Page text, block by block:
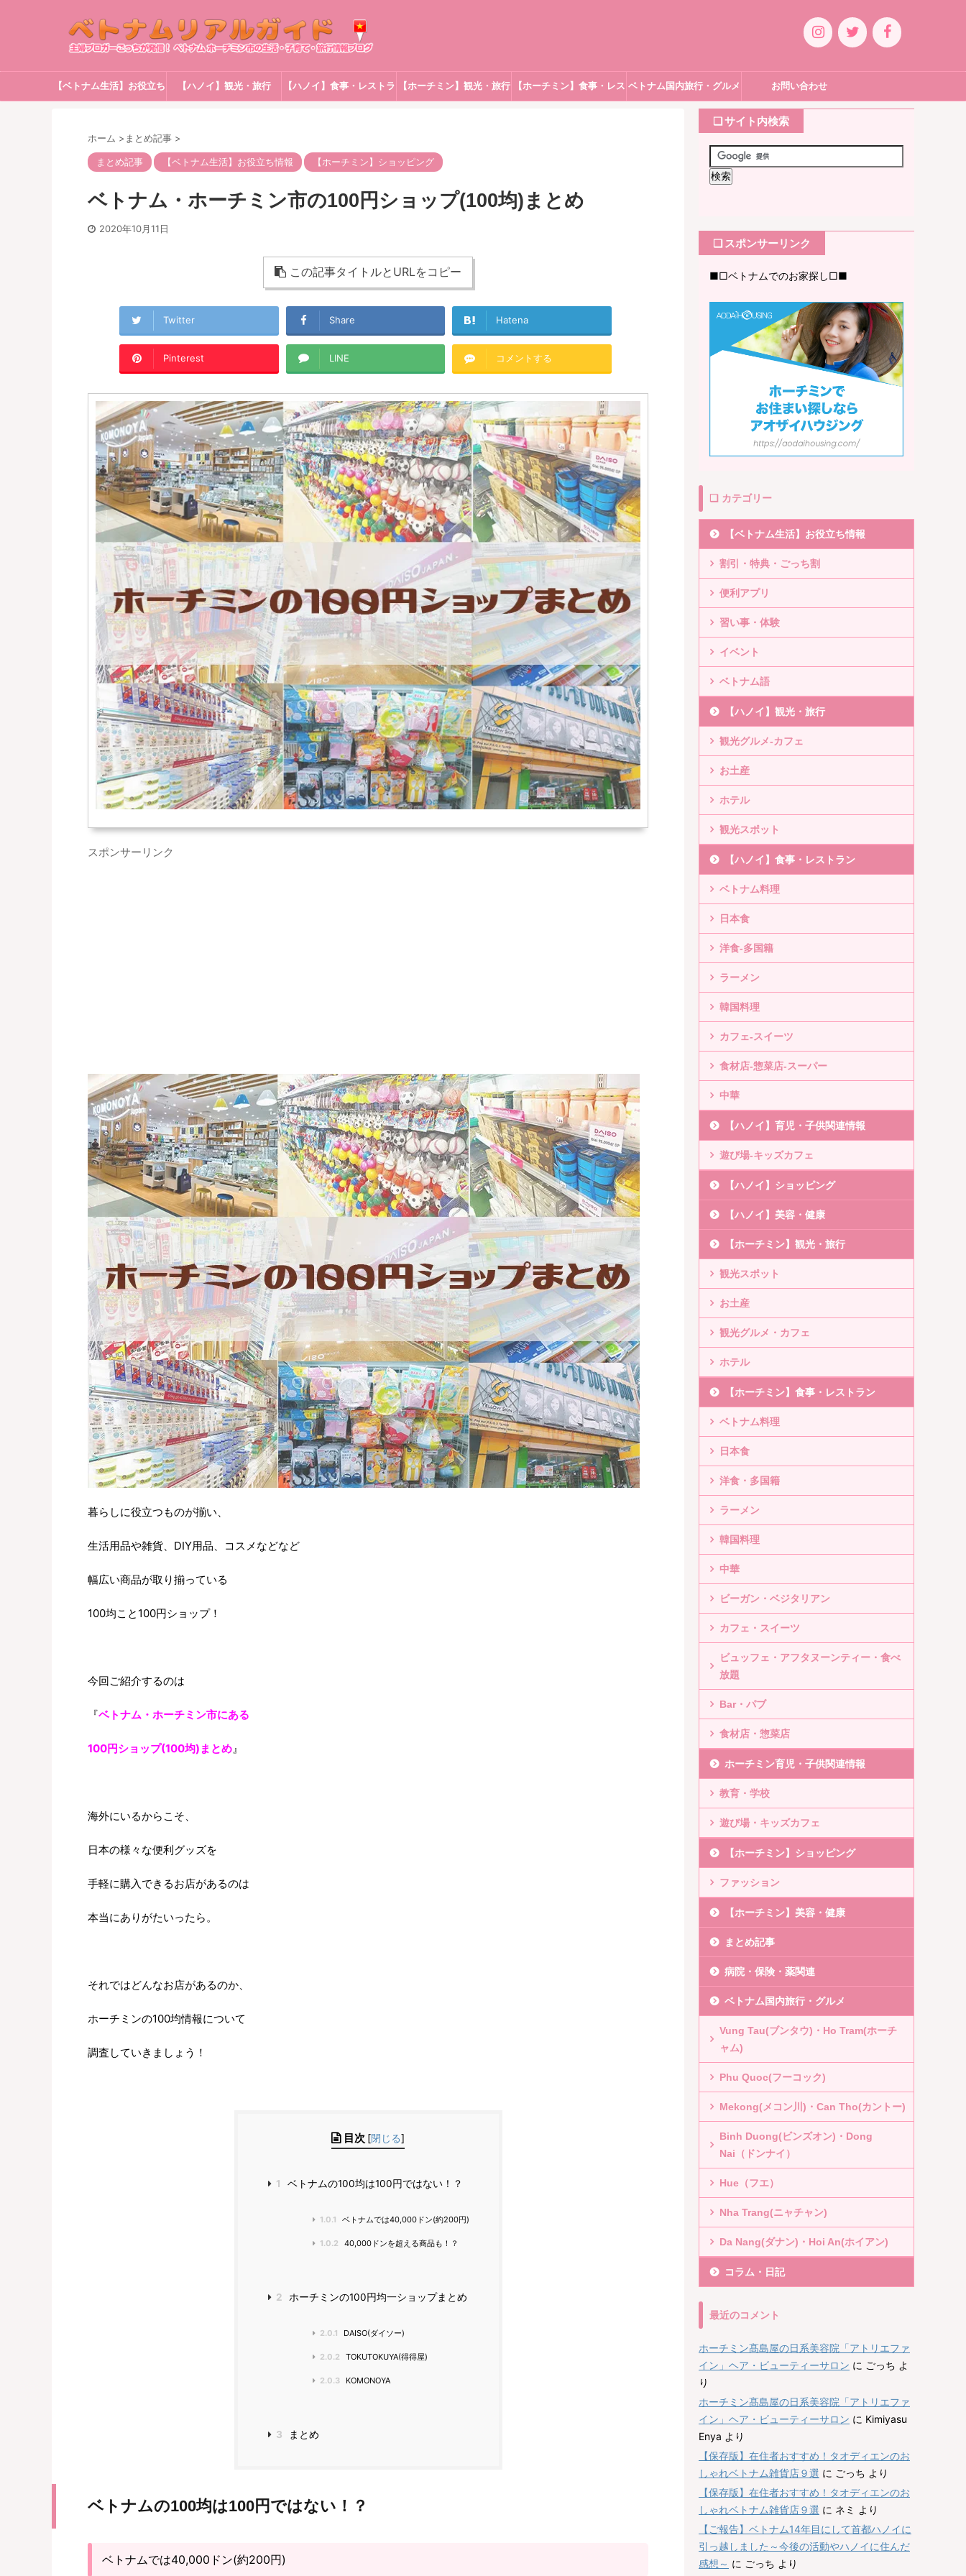
【ベトナム生活】お役立ち 【ハノイ】観光・旅行 【ハノイ】食事・レストラ 【ホーチミン】観光・旅行 【ホーチミン】食事・レス ベトナム国内旅行・グルメ お問い合わせ
ホーム > まとめ記事 >
まとめ記事 【ベトナム生活】お役立ち情報 【ホーチミン】ショッピング
ベトナム・ホーチミン市の100円ショップ(100均)まとめ
2020年10月11日
この記事タイトルとURLをコピー
Twitter Share Hatena
Pinterest LINE コメントする
スポンサーリンク
暮らしに役立つものが揃い、
生活用品や雑貨、DIY用品、コスメなどなど
幅広い商品が取り揃っている
100均こと100円ショップ！
今回ご紹介するのは
『ベトナム・ホーチミン市にある
100円ショップ(100均)まとめ』
海外にいるからこそ、
日本の様々な便利グッズを
手軽に購入できるお店があるのは
本当にありがたいったら。
それではどんなお店があるのか、
ホーチミンの100均情報について
調査していきましょう！
目次 [閉じる]
1 ベトナムの100均は100円ではない！？
1.0.1 ベトナムでは40,000ドン(約200円)
1.0.2 40,000ドンを超える商品も！？
2 ホーチミンの100円均一ショップまとめ
2.0.1 DAISO(ダイソー)
2.0.2 TOKUTOKUYA(得得屋)
2.0.3 KOMONOYA
3 まとめ
ベトナムの100均は100円ではない！？
ベトナムでは40,000ドン(約200円)
❏ サイト内検索
❏ スポンサーリンク
■□ベトナムでのお家探し□■
❏ カテゴリー
【ベトナム生活】お役立ち情報
割引・特典・ごっち割
便利アプリ
習い事・体験
イベント
ベトナム語
【ハノイ】観光・旅行
観光グルメ-カフェ
お土産
ホテル
観光スポット
【ハノイ】食事・レストラン
ベトナム料理
日本食
洋食-多国籍
ラーメン
韓国料理
カフェ-スイーツ
食材店-惣菜店-スーパー
中華
【ハノイ】育児・子供関連情報
遊び場-キッズカフェ
【ハノイ】ショッピング
【ハノイ】美容・健康
【ホーチミン】観光・旅行
観光スポット
お土産
観光グルメ・カフェ
ホテル
【ホーチミン】食事・レストラン
ベトナム料理
日本食
洋食・多国籍
ラーメン
韓国料理
中華
ビーガン・ベジタリアン
カフェ・スイーツ
ビュッフェ・アフタヌーンティー・食べ
放題
Bar・パブ
食材店・惣菜店
ホーチミン育児・子供関連情報
教育・学校
遊び場・キッズカフェ
【ホーチミン】ショッピング
ファッション
【ホーチミン】美容・健康
まとめ記事
病院・保険・薬関連
ベトナム国内旅行・グルメ
Vung Tau(ブンタウ)・Ho Tram(ホーチ
ャム)
Phu Quoc(フーコック)
Mekong(メコン川)・Can Tho(カントー)
Binh Duong(ビンズオン)・Dong
Nai（ドンナイ）
Hue（フエ）
Nha Trang(ニャチャン)
Da Nang(ダナン)・Hoi An(ホイアン)
コラム・日記
最近のコメント
ホーチミン髙島屋の日系美容院「アトリエファ
イン」ヘア・ビューティーサロン に ごっち よ
り
ホーチミン髙島屋の日系美容院「アトリエファ
イン」ヘア・ビューティーサロン に Kimiyasu
Enya より
【保存版】在住者おすすめ！タオディエンのお
しゃれベトナム雑貨店９選 に ごっち より
【保存版】在住者おすすめ！タオディエンのお
しゃれベトナム雑貨店９選 に ネミ より
【ご報告】ベトナム14年目にして首都ハノイに
引っ越しました～今後の活動やハノイに住んだ
感想～ に ごっち より